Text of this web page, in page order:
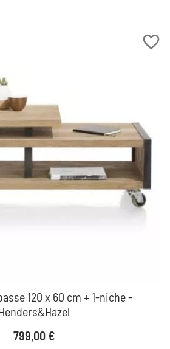
favorite_border
120 x 60 cm + 1-niche -
Prix
799,00 €